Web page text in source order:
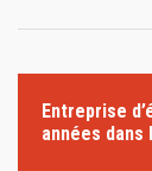
Entreprise
années dans